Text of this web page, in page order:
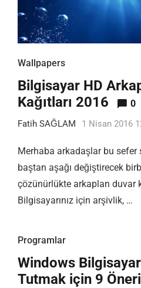
Wallpapers
Bilgisayar HD
Kağıtları 2016
0
Fatih SAĞLAM 1 Nisan 2016
Merhaba arkadaşlar bu sefer
baştan aşağı değiştirecek
çözünürlükte arkaplan duvar
Bilgisayarınız için arşivlik, …
Programlar
Windows
Tutmak için 9 Öneri